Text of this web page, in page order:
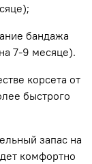
бандажа
7-9 месяце).
корсета от
быстрого
запас на
комфортно